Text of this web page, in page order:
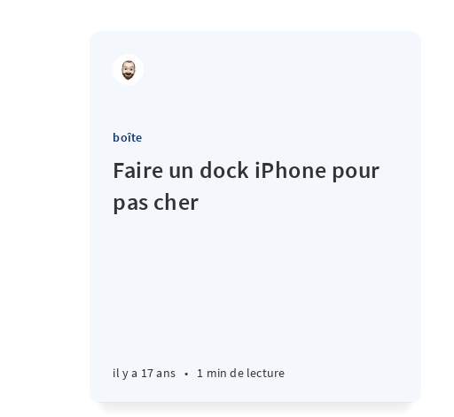
boîte
Faire un dock iPhone pour
pas cher
il y a 17 ans • 1 min de lecture